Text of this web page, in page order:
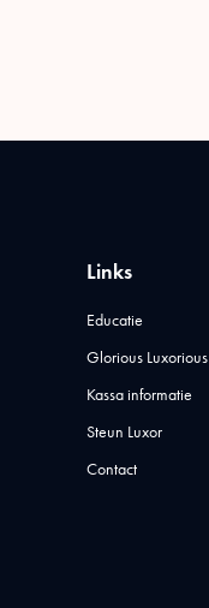
Links
Educatie
Glorious Luxorious
Kassa informatie
Steun Luxor
Contact